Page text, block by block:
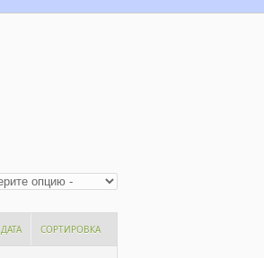
СОРТИРОВКА
ДАТА